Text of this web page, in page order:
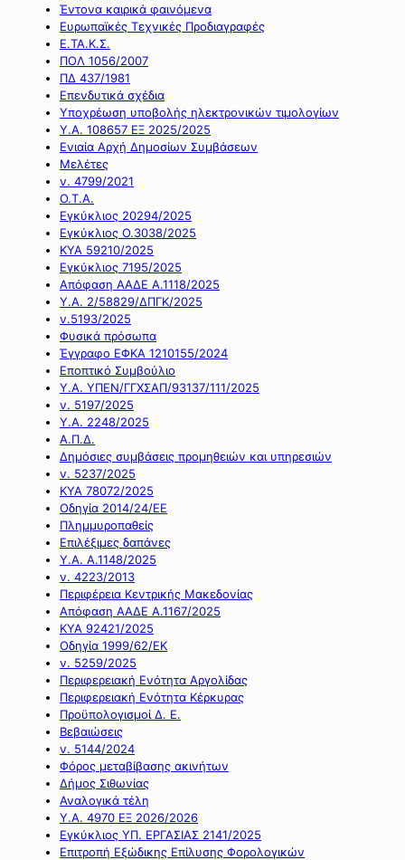
Έντονα καιρικά φαινόμενα
Ευρωπαϊκές Τεχνικές Προδιαγραφές
Ε.ΤΑ.Κ.Σ.
ΠΟΛ 1056/2007
ΠΔ 437/1981
Επενδυτικά σχέδια
Υποχρέωση υποβολής ηλεκτρονικών τιμολογίων
Υ.Α. 108657 ΕΞ 2025/2025
Ενιαία Αρχή Δημοσίων Συμβάσεων
Μελέτες
ν. 4799/2021
Ο.Τ.Α.
Εγκύκλιος 20294/2025
Εγκύκλιος Ο.3038/2025
ΚΥΑ 59210/2025
Εγκύκλιος 7195/2025
Απόφαση ΑΑΔΕ Α.1118/2025
Υ.Α. 2/58829/ΔΠΓΚ/2025
ν.5193/2025
Φυσικά πρόσωπα
Έγγραφο ΕΦΚΑ 1210155/2024
Εποπτικό Συμβούλιο
Υ.Α. ΥΠΕΝ/ΓΓΧΣΑΠ/93137/111/2025
ν. 5197/2025
Υ.Α. 2248/2025
Α.Π.Δ.
Δημόσιες συμβάσεις προμηθειών και υπηρεσιών
ν. 5237/2025
ΚΥΑ 78072/2025
Οδηγία 2014/24/ΕΕ
Πλημμυροπαθείς
Επιλέξιμες δαπάνες
Υ.Α. Α.1148/2025
ν. 4223/2013
Περιφέρεια Κεντρικής Μακεδονίας
Απόφαση ΑΑΔΕ Α.1167/2025
ΚΥΑ 92421/2025
Οδηγία 1999/62/ΕΚ
ν. 5259/2025
Περιφερειακή Ενότητα Αργολίδας
Περιφερειακή Ενότητα Κέρκυρας
Προϋπολογισμοί Δ. Ε.
Βεβαιώσεις
ν. 5144/2024
Φόρος μεταβίβασης ακινήτων
Δήμος Σιθωνίας
Αναλογικά τέλη
Υ.Α. 4970 ΕΞ 2026/2026
Εγκύκλιος ΥΠ. ΕΡΓΑΣΙΑΣ 2141/2025
Επιτροπή Εξώδικης Επίλυσης Φορολογικών